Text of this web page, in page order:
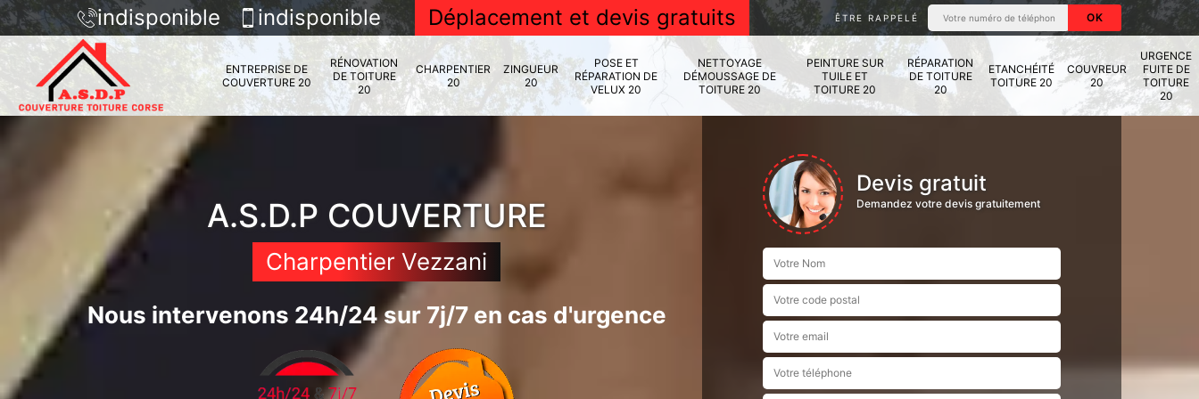
indisponible indisponible Déplacement et devis gratuits ÊTRE RAPPELÉ
ENTREPRISE DE
COUVERTURE 20
RÉNOVATION
DE TOITURE
20
CHARPENTIER
20
ZINGUEUR
20
POSE ET
RÉPARATION DE
VELUX 20
NETTOYAGE
DÉMOUSSAGE DE
TOITURE 20
PEINTURE SUR
TUILE ET
TOITURE 20
RÉPARATION
DE TOITURE
20
ETANCHÉITÉ
TOITURE 20
COUVREUR
20
URGENCE
FUITE DE
TOITURE
20
A.S.D.P COUVERTURE
Charpentier Vezzani
Nous intervenons 24h/24 sur 7j/7 en cas d'urgence
Devis gratuit
Demandez votre devis gratuitement